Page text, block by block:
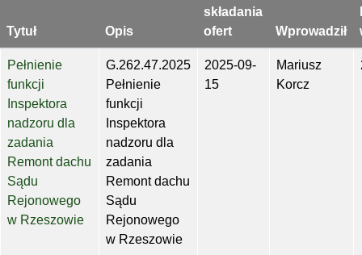
Tytuł Opis
składania
ofert
Wprowadził
Pełnienie
funkcji
Inspektora
nadzoru dla
zadania
Remont dachu
Sądu
Rejonowego
w Rzeszowie
G.262.47.2025
Pełnienie
funkcji
Inspektora
nadzoru dla
zadania
Remont dachu
Sądu
Rejonowego
w Rzeszowie
2025-09-
15
Mariusz
Korcz